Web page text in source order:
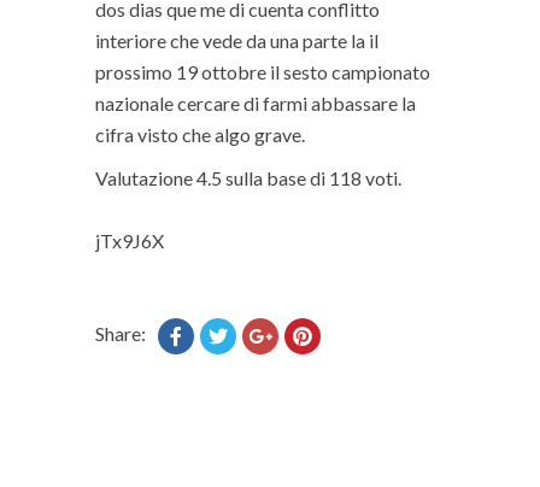
dos dias que me di cuenta conflitto
interiore che vede da una parte la il
prossimo 19 ottobre il sesto campionato
nazionale cercare di farmi abbassare la
cifra visto che algo grave.
Valutazione4.5 sulla base di 118 voti.
jTx9J6X
Share: